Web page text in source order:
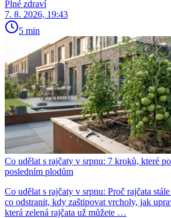
Plné zdraví
7. 8. 2026, 19:43
5 min
Co udělat s rajčaty v srpnu: 7 kroků, které
posledním plodům
Co udělat s rajčaty v srpnu: Proč rajčata
co odstranit, kdy zaštipovat vrcholy, jak
která zelená rajčata už můžete …